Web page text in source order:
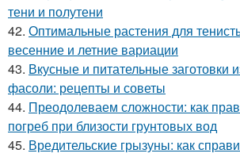
тени и полутени
42. Оптимальные растения для
весенние и летние вариации
43. Вкусные и питательные заготовки
фасоли: рецепты и советы
44. Преодолеваем сложности: как
погреб при близости грунтовых вод
45. Вредительские грызуны: как